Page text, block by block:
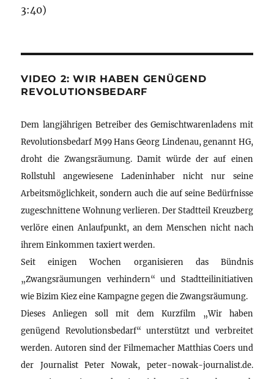
3:40)
VIDEO 2: WIR HABEN GENÜGEND
REVOLUTIONSBEDARF
Dem langjährigen Betreiber des Gemischtwarenladens mit
Revolutionsbedarf M99 Hans Georg Lindenau, genannt HG,
droht die Zwangsräumung. Damit würde der auf einen
Rollstuhl angewiesene Ladeninhaber nicht nur seine
Arbeitsmöglichkeit, sondern auch die auf seine Bedürfnisse
zugeschnittene Wohnung verlieren. Der Stadtteil Kreuzberg
verlöre einen Anlaufpunkt, an dem Menschen nicht nach
ihrem Einkommen taxiert werden.
Seit einigen Wochen organisieren das Bündnis
„Zwangsräumungen verhindern“ und Stadtteilinitiativen
wie Bizim Kiez eine Kampagne gegen die Zwangsräumung.
Dieses Anliegen soll mit dem Kurzfilm „Wir haben
genügend Revolutionsbedarf“ unterstützt und verbreitet
werden. Autoren sind der Filmemacher Matthias Coers und
der Journalist Peter Nowak, peter-nowak-journalist.de.